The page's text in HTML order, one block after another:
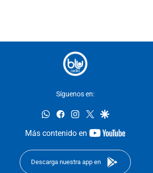
Síguenos en:
whatsappfacebookinstagram
twittergoogle
Más contenido en
youtube-
Descarga nuestra app en